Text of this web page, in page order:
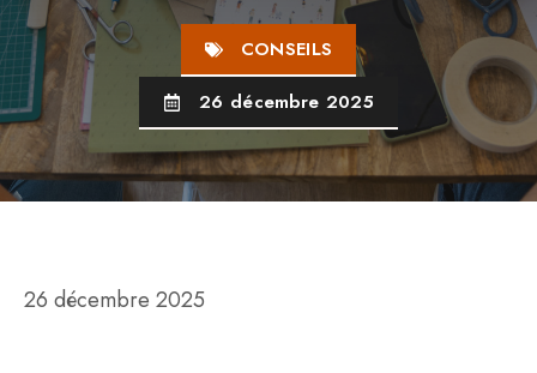
CONSEILS
26 décembre 2025
26 décembre 2025